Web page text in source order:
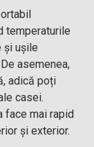
temperaturile
și ușile
asemenea,
adică poți
casei.
face mai rapid
și exterior.